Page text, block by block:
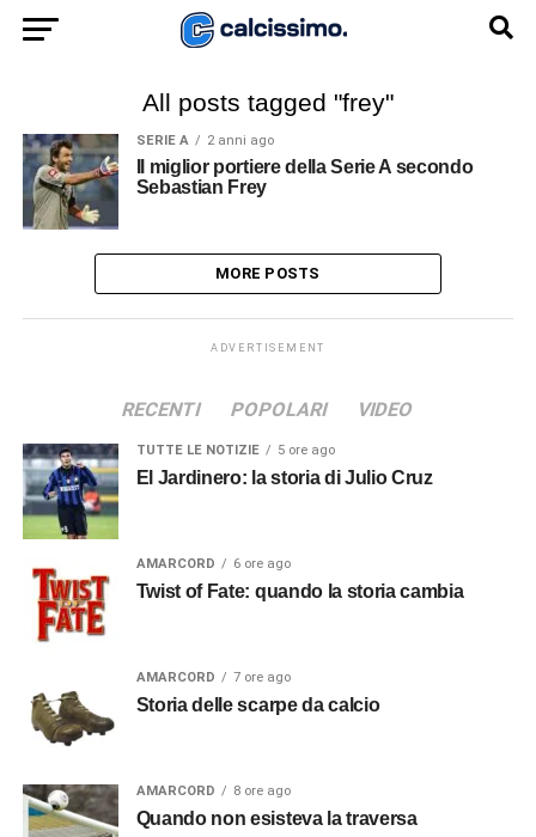
All posts tagged "frey"
SERIE A 2 anni ago
Il miglior portiere della Serie A secondo
Sebastian Frey
MORE POSTS
ADVERTISEMENT
RECENTI POPOLARI VIDEO
TUTTE LE NOTIZIE 5 ore ago
El Jardinero: la storia di Julio Cruz
AMARCORD 6 ore ago
Twist of Fate: quando la storia cambia
AMARCORD 7 ore ago
Storia delle scarpe da calcio
AMARCORD 8 ore ago
Quando non esisteva la traversa